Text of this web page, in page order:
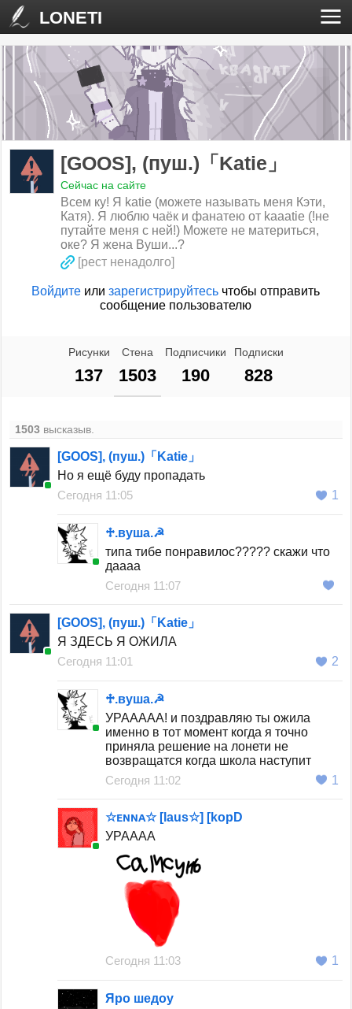
LONETI
[GOOS], (пуш.)「Katie」
Сейчас на сайте
Всем ку! Я katie (можете называть меня Кэти,
Катя). Я люблю чаёк и фанатею от kaaatie (!не
путайте меня с ней!) Можете не материться,
оке? Я жена Вуши...?
[рест ненадолго]
Войдите илизарегистрируйтесь чтобы отправить
сообщение пользователю
Рисунки
137
Стена
1503
Подписчики
190
Подписки
828
1503 высказыв.
[GOOS], (пуш.)「Katie」
Но я ещё буду пропадать
Сегодня 11:05
1
♱︎.вуша.☭
типа тибе понравилос????? скажи что
даааа
Сегодня 11:07
[GOOS], (пуш.)「Katie」
Я ЗДЕСЬ Я ОЖИЛА
Сегодня 11:01
2
♱︎.вуша.☭
УРААААА! и поздравляю ты ожила
именно в тот момент когда я точно
приняла решение на лонети не
возвращатся когда школа наступит
Сегодня 11:02
1
☆ᴇɴɴᴀ☆ [laus☆] [kopD
УРАААА
Сегодня 11:03 1
Яро шедоу